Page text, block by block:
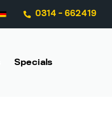
0314 - 662419
Specials